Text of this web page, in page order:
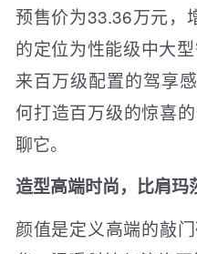
预售价为33.36万元，
的定位为性能级中大
来百万级配置的驾享
何打造百万级的惊喜
聊它。
造型高端时尚，比肩玛
颜值是定义高端的敲